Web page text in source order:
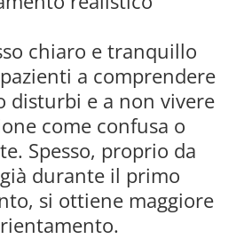
chiaro e tranquillo
a comprendere
disturbi e a non vivere
come confusa o
Spesso, proprio da
durante il primo
si ottiene maggiore